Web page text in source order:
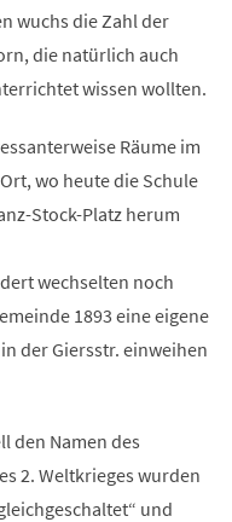
wuchs die Zahl der
die natürlich auch
wissen wollten.
Räume im
wo heute die Schule
Stock-Platz herum
wechselten noch
1893 eine eigene
der Giersstr. einweihen
den Namen des
2. Weltkrieges wurden
und